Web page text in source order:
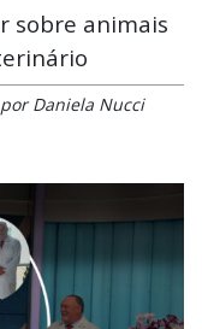
sobre animais
Daniela Nucci